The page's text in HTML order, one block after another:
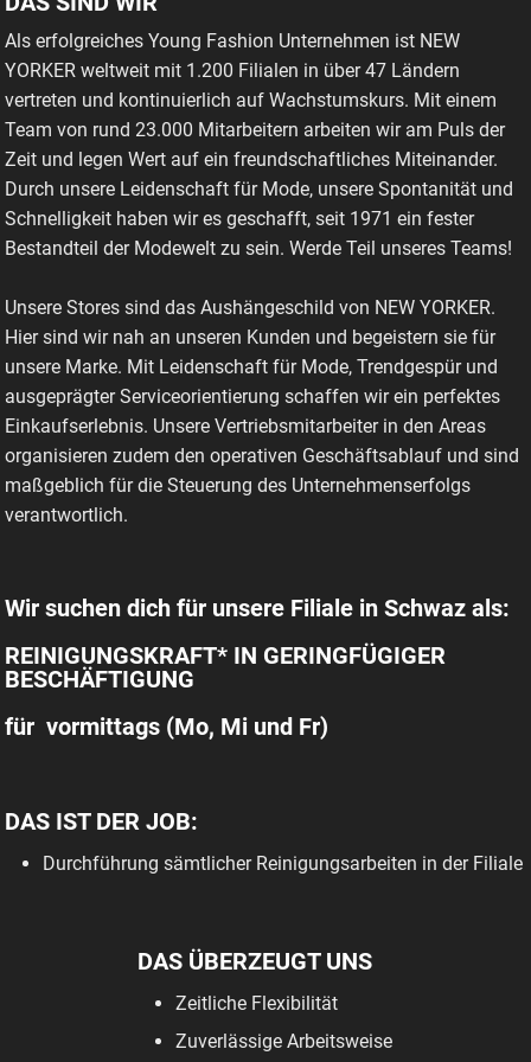
Als erfolgreiches Young Fashion Unternehmen ist NEW
YORKER weltweit mit 1.200 Filialen in über 47 Ländern
vertreten und kontinuierlich auf Wachstumskurs. Mit einem
Team von rund 23.000 Mitarbeitern arbeiten wir am Puls der
Zeit und legen Wert auf ein freundschaftliches Miteinander.
Durch unsere Leidenschaft für Mode, unsere Spontanität und
Schnelligkeit haben wir es geschafft, seit 1971 ein fester
Bestandteil der Modewelt zu sein. Werde Teil unseres Teams!
Unsere Stores sind das Aushängeschild von NEW YORKER.
Hier sind wir nah an unseren Kunden und begeistern sie für
unsere Marke. Mit Leidenschaft für Mode, Trendgespür und
ausgeprägter Serviceorientierung schaffen wir ein perfektes
Einkaufserlebnis. Unsere Vertriebsmitarbeiter in den Areas
organisieren zudem den operativen Geschäftsablauf und sind
maßgeblich für die Steuerung des Unternehmenserfolgs
verantwortlich.
Wir suchen dich für unsere Filiale in Schwaz als:
REINIGUNGSKRAFT* IN GERINGFÜGIGER
BESCHÄFTIGUNG
für vormittags (Mo, Mi und Fr)
DAS IST DER JOB:
Durchführung sämtlicher Reinigungsarbeiten in der Filiale
DAS ÜBERZEUGT UNS
Zeitliche Flexibilität
Zuverlässige Arbeitsweise